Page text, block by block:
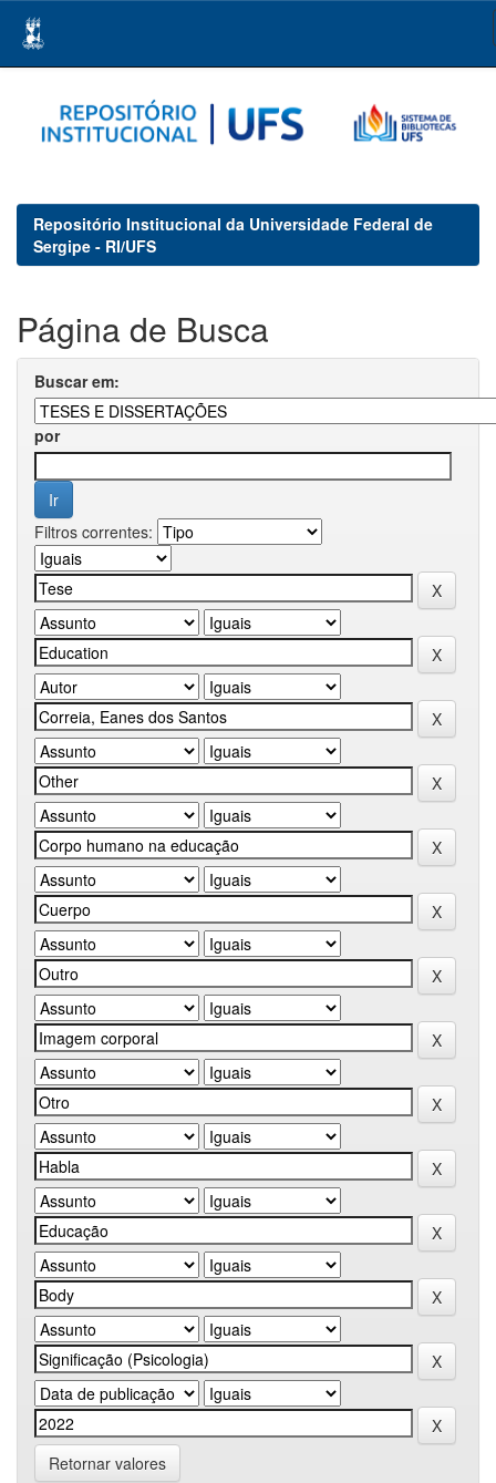
navigation
Repositório Institucional da Universidade Federal de
Sergipe - RI/UFS
Página de Busca
Buscar em:
por
Filtros correntes:
Retornar valores